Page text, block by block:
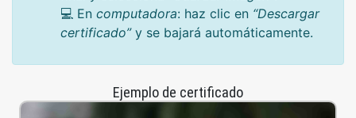
💻 En computadora: haz clic en “Descargar
certificado”y se bajará automáticamente.
Ejemplo de certificado